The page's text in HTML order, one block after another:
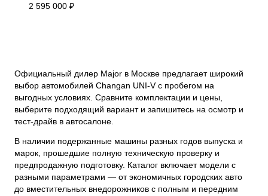
2 595 000 ₽
Официальный дилер Major в Москве предлагает широкий
выбор автомобилей Changan UNI-V с пробегом на
выгодных условиях. Сравните комплектации и цены,
выберите подходящий вариант и запишитесь на осмотр и
тест-драйв в автосалоне.
В наличии подержанные машины разных годов выпуска и
марок, прошедшие полную техническую проверку и
предпродажную подготовку. Каталог включает модели с
разными параметрами — от экономичных городских авто
до вместительных внедорожников с полным и передним